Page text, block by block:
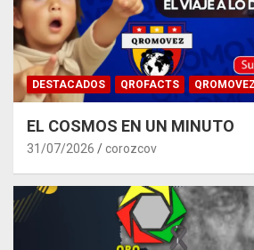
DESTACADOS QROFACTS QROMOVEZ
EL COSMOS EN UN MINUTO
31/07/2026 corozcov